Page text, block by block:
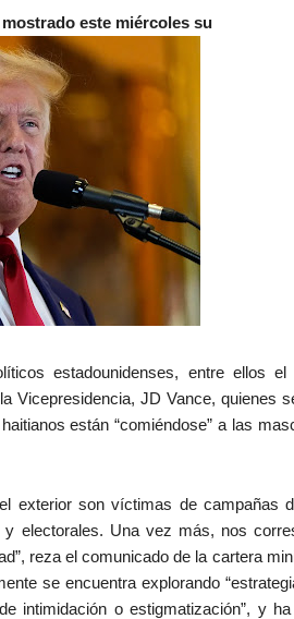
este miércoles su
estadounidenses, entre ellos
Vicepresidencia, JD Vance, quienes
están “comiéndose” a las
exterior son víctimas de campañas
electorales. Una vez más, nos
reza el comunicado de la cartera
se encuentra explorando
intimidación o estigmatización”, y